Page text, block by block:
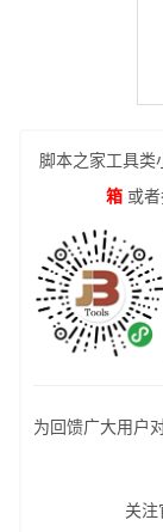
脚本之家工具类
箱 或
为回馈广大用户
关注